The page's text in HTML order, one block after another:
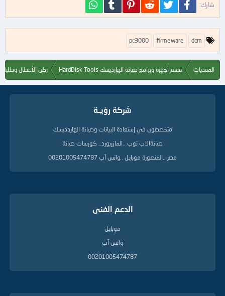
شارك: فيسبوك تويتر Reddit
Pinterest
Tumblr
ا
ل
م
ا
dcm
firmeware
pc3000
المنتديات قسم أجهزة وبرامج صيانة الهارديسك HardDisk Tools ركن الأعطال وطلبات
شركة رؤيــة
متخصصون في إستعادة البيانات وصيانة الهاردديسك
صيانةالاب توب ..المازربورد.. كورسات صيانة
مصر ..المنصورة موبايل ..واتس آب 00201005474787
الدعم الفنى
موبايل
واتس آب
00201005474787